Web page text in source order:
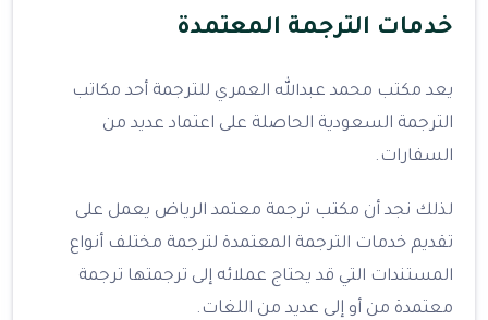
خدمات الترجمة المعتمدة
يعد مكتب محمد عبدالله العمري للترجمة أحد مكاتب
الترجمة السعودية الحاصلة على اعتماد عديد من
السفارات.
لذلك نجد أن مكتب ترجمة معتمد الرياض يعمل على
تقديم خدمات الترجمة المعتمدة لترجمة مختلف أنواع
المستندات التي قد يحتاج عملائه إلى ترجمتها ترجمة
معتمدة من أو إلى عديد من اللغات.